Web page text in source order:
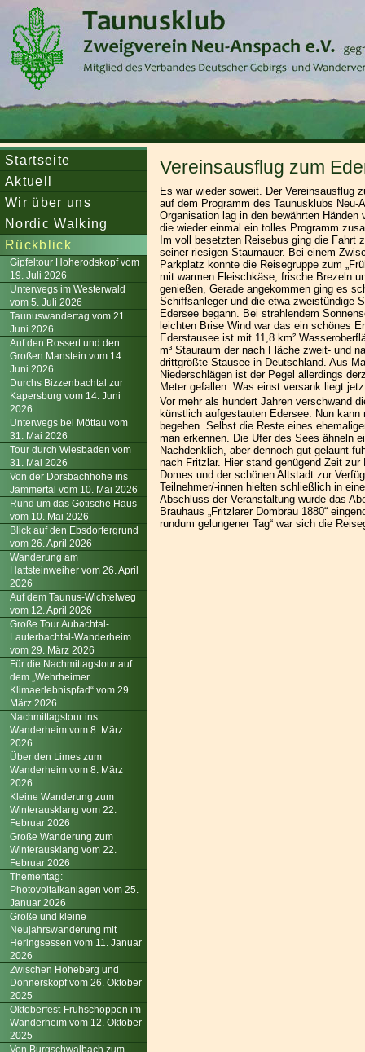
Startseite
Aktuell
Wir über uns
Nordic Walking
Rückblick
Gipfeltour Hoherodskopf vom
19. Juli 2026
Unterwegs im Westerwald
vom 5. Juli 2026
Taunuswandertag vom 21.
Juni 2026
Auf den Rossert und den
Großen Manstein vom 14.
Juni 2026
Durchs Bizzenbachtal zur
Kapersburg vom 14. Juni
2026
Unterwegs bei Möttau vom
31. Mai 2026
Tour durch Wiesbaden vom
31. Mai 2026
Von der Dörsbachhöhe ins
Jammertal vom 10. Mai 2026
Rund um das Gotische Haus
vom 10. Mai 2026
Blick auf den Ebsdorfergrund
vom 26. April 2026
Wanderung am
Hattsteinweiher vom 26. April
2026
Auf dem Taunus-Wichtelweg
vom 12. April 2026
Große Tour Aubachtal-
Lauterbachtal-Wanderheim
vom 29. März 2026
Für die Nachmittagstour auf
dem „Wehrheimer
Klimaerlebnispfad“ vom 29.
März 2026
Nachmittagstour ins
Wanderheim vom 8. März
2026
Über den Limes zum
Wanderheim vom 8. März
2026
Kleine Wanderung zum
Winterausklang vom 22.
Februar 2026
Große Wanderung zum
Winterausklang vom 22.
Februar 2026
Thementag:
Photovoltaikanlagen vom 25.
Januar 2026
Große und kleine
Neujahrswanderung mit
Heringsessen vom 11. Januar
2026
Zwischen Hoheberg und
Donnerskopf vom 26. Oktober
2025
Oktoberfest-Frühschoppen im
Wanderheim vom 12. Oktober
2025
Von Burgschwalbach zum
Vereinsausflug zum
Es war wieder soweit. Der Vereinsausflug
auf dem Programm des Taunusklubs Neu-
Organisation lag in den bewährten Händen
die wieder einmal ein tolles Programm
Im voll besetzten Reisebus ging die Fahrt
seiner riesigen Staumauer. Bei einem
Parkplatz konnte die Reisegruppe zum
mit warmen Fleischkäse, frische Brezeln
genießen, Gerade angekommen ging es
Schiffsanleger und die etwa zweistündige
Edersee begann. Bei strahlendem
leichten Brise Wind war das ein schönes
Ederstausee ist mit 11,8 km²
m³ Stauraum der nach Fläche zweit- und
drittgrößte Stausee in Deutschland. Aus
Niederschlägen ist der Pegel allerdings
Meter gefallen. Was einst versank liegt
Vor mehr als hundert Jahren verschwand
künstlich aufgestauten Edersee. Nun kann
begehen. Selbst die Reste eines
man erkennen. Die Ufer des Sees ähneln
Nachdenklich, aber dennoch gut gelaunt
nach Fritzlar. Hier stand genügend Zeit zur
Domes und der schönen Altstadt zur
Teilnehmer/-innen hielten schließlich in
Abschluss der Veranstaltung wurde das
Brauhaus „Fritzlarer Dombräu 1880“
rundum gelungener Tag“ war sich die